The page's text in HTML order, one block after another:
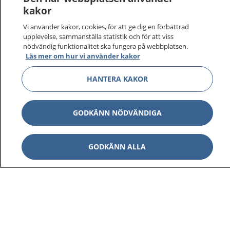
sjukdomar och vilka mottagningar du kan kontakta.
Logga in för att läsa din journal och göra dina
vårdärenden. Ring telefonnummer 1177 för
sjukvårdsrådgivning dygnet runt.
1177 ger dig råd när du vill må bättre.
1177 på flera språk Visa
kakor
Vi använder kakor, cookies, för att ge dig en förbättrad
upplevelse, sammanställa statistik och för att viss
nödvändig funktionalitet ska fungera på webbplatsen.
Läs mer om hur vi använder kakor
HANTERA KAKOR
GODKÄNN NÖDVÄNDIGA
GODKÄNN ALLA